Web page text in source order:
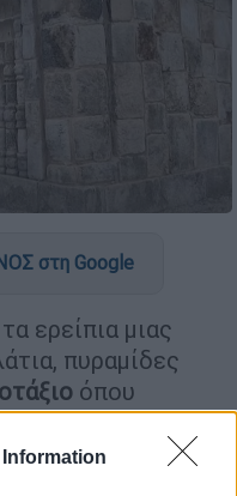
στη Google
ερείπια μιας
πυραμίδες
όπου
έναβιομηχανικό
στηχερσόνησο